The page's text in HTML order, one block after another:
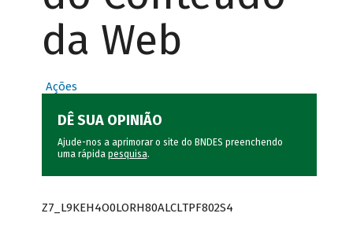
da Web
Ações
DÊ SUA OPINIÃO
Ajude-nos a aprimorar o site do BNDES preenchendo
uma rápida pesquisa.
Z7_L9KEH4O0LORH80ALCLTPF802S4